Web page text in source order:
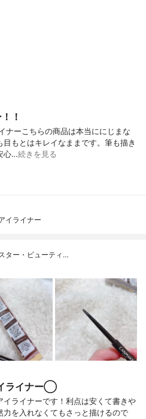
！
ナーこちらの商品は本当ににじまな
もとはキレイなままです。筆も描き
心…続きを見る
イライナー
ター・ビューティ…
ライナー◯
ライナーです！利点は安くて書きや
を入れなくてもさっと描けるので